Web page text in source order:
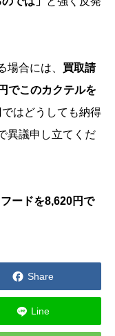
場合には、 買取請
でこのカクテルを
はどうしても納得
異議申し立てくだ
ードを8,620円で
 Share
Line